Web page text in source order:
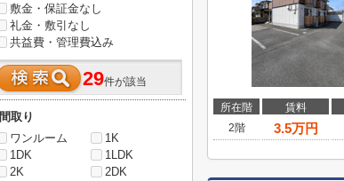
所在階 賃料
2階
3.5万円
敷金・保証金なし
礼金・敷引なし
共益費・管理費込み
29件が該当
間取り
ワンルーム
1K
1DK
1LDK
2K
2DK